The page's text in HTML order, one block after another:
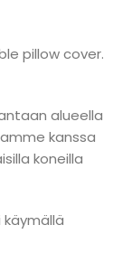
pillow cover.
alueella
kanssa
koneilla